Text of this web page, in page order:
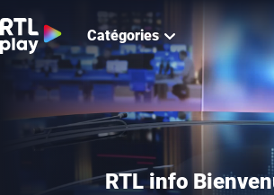
Catégories
RTL info